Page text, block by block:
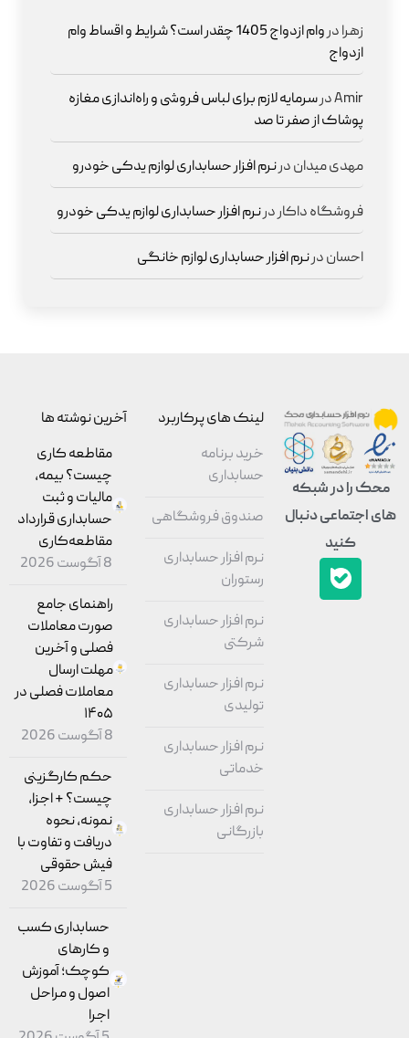
زهرادر
وام ازدواج 1405 چقدر است؟ شرایط و اقساط وام
ازدواج
Amirدرسرمایه لازم برای لباس فروشی و راه‌اندازی مغازه
پوشاک از صفر تا صد
مهدی میداندرنرم افزار حسابداری لوازم یدکی خودرو
فروشگاه داکاردرنرم افزار حسابداری لوازم یدکی خودرو
احساندرنرم افزار حسابداری لوازم خانگی
محک را در شبکه
های اجتماعی دنبال
کنید
لینک های پرکاربرد
خرید برنامه
حسابداری
صندوق فروشگاهی
نرم افزار حسابداری
رستوران
نرم افزار حسابداری
شرکتی
نرم افزار حسابداری
تولیدی
نرم افزار حسابداری
خدماتی
نرم افزار حسابداری
بازرگانی
آخرین نوشته ها
مقاطعه‌ کاری
چیست؟ بیمه،
مالیات و ثبت
حسابداری قرارداد
مقاطعه‌کاری
8 آگوست 2026
راهنمای جامع
صورت معاملات
فصلی و آخرین
مهلت ارسال
معاملات فصلی در
۱۴۰۵
8 آگوست 2026
حکم کارگزینی
چیست؟ + اجزا،
نمونه، نحوه
دریافت و تفاوت با
فیش حقوقی
5 آگوست 2026
حسابداری کسب
و کارهای
کوچک؛ آموزش
اصول و مراحل
اجرا